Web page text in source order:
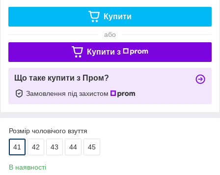
Купити
або
Купити з
Що таке купити з Пром?
Замовлення під захистом
Розмір чоловічого взуття
41 42 43 44 45
В наявності